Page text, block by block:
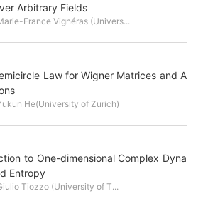
Arbitrary Fields
France Vignéras (Univers...
Law for Wigner Matrices and A
He(University of Zurich)
to One-dimensional Complex Dyna
Entropy
Tiozzo (University of T...